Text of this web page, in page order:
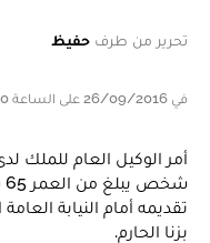
تحرير من طرف حفيظ
في 26/09/2016 على الساعة 21:30
أمر الوكيل العام للملك
تقديمه أمام النيابة
بزنا الحارم.